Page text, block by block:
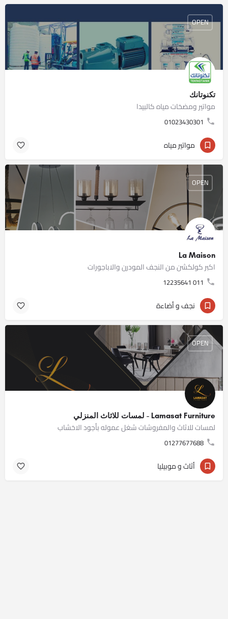
تكنوتانك
مواتير ومضخات مياه كالبيدا
01023430301
OPEN
مواتير مياه
La Maison
اكبر كولكشن من النجف المودرن والاباجورات
011 12235641
OPEN
نجف و أضاءة
Lamasat Furniture - لمسات للاثاث المنزلي
لمسات للاثاث والمفروشات شغل عموله بأجود الاخشاب
01277677688
OPEN
أثاث و موبيليا